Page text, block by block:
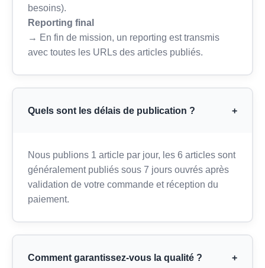
besoins).
Reporting final
→ En fin de mission, un reporting est transmis
avec toutes les URLs des articles publiés.
Quels sont les délais de publication ? +
Nous publions 1 article par jour, les 6 articles sont
généralement publiés sous 7 jours ouvrés après
validation de votre commande et réception du
paiement.
Comment garantissez-vous la qualité ? +